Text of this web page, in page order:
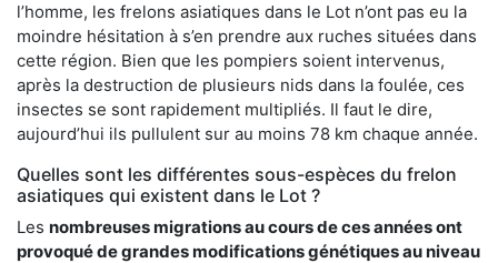
l’homme, les frelons asiatiques dans le Lot n’ont pas eu la
moindre hésitation à s’en prendre aux ruches situées dans
cette région. Bien que les pompiers soient intervenus,
après la destruction de plusieurs nids dans la foulée, ces
insectes se sont rapidement multipliés. Il faut le dire,
aujourd’hui ils pullulent sur au moins 78 km chaque année.
Quelles sont les différentes sous-espèces du frelon
asiatiques qui existent dans le Lot ?
Les nombreuses migrations au cours de ces années ont
provoqué de grandes modifications génétiques au niveau